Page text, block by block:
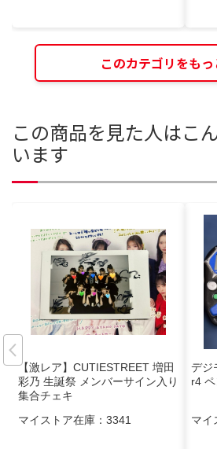
このカテゴリをもっ
この商品を見た人はこ
います
【激レア】CUTIESTREET 増田
彩乃 生誕祭 メンバーサイン入り
集合チェキ
マイストア在庫： 3341
デジ
r4
マイ